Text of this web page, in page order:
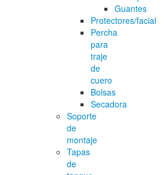
Guantes
Protectores/facial
Percha
para
traje
de
cuero
Bolsas
Secadora
Soporte
de
montaje
Tapas
de